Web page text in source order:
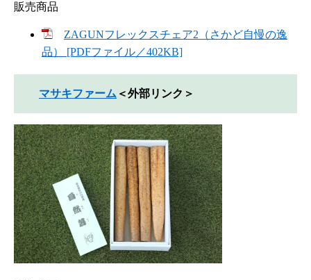
販売商品
ZAGUNフレックスチェア2（さかど自慢の逸
品） [PDFファイル／402KB]
マサキファーム ＜外部リンク＞